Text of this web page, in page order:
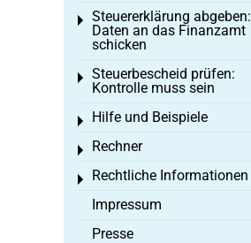
Steuererklärung abgeben:
Daten an das Finanzamt
schicken
Toggle menu
Steuerbescheid prüfen:
Kontrolle muss sein
Toggle menu
Hilfe und Beispiele
Toggle menu
Rechner
Toggle menu
Rechtliche Informationen
Toggle menu
Impressum
Presse